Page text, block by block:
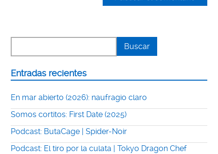
Entradas recientes
En mar abierto (2026): naufragio claro
Somos cortitos: First Date (2025)
Podcast: ButaCage | Spider-Noir
Podcast: El tiro por la culata | Tokyo Dragon Chef